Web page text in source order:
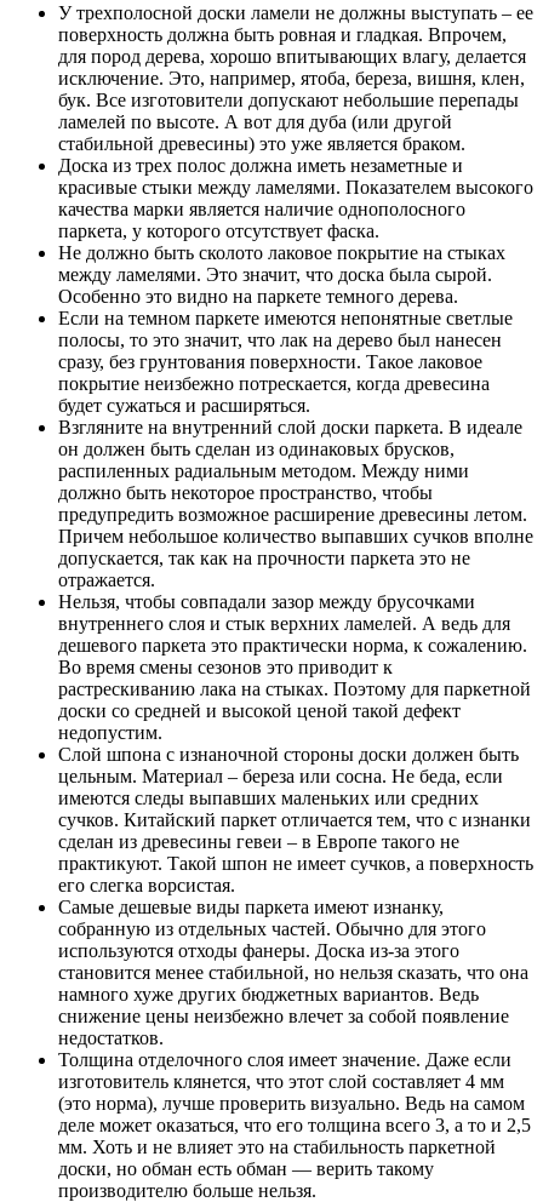
У трехполосной доски ламели не должны выступать – ее
поверхность должна быть ровная и гладкая. Впрочем,
для пород дерева, хорошо впитывающих влагу, делается
исключение. Это, например, ятоба, береза, вишня, клен,
бук. Все изготовители допускают небольшие перепады
ламелей по высоте. А вот для дуба (или другой
стабильной древесины) это уже является браком.
Доска из трех полос должна иметь незаметные и
красивые стыки между ламелями. Показателем высокого
качества марки является наличие однополосного
паркета, у которого отсутствует фаска.
Не должно быть сколото лаковое покрытие на стыках
между ламелями. Это значит, что доска была сырой.
Особенно это видно на паркете темного дерева.
Если на темном паркете имеются непонятные светлые
полосы, то это значит, что лак на дерево был нанесен
сразу, без грунтования поверхности. Такое лаковое
покрытие неизбежно потрескается, когда древесина
будет сужаться и расширяться.
Взгляните на внутренний слой доски паркета. В идеале
он должен быть сделан из одинаковых брусков,
распиленных радиальным методом. Между ними
должно быть некоторое пространство, чтобы
предупредить возможное расширение древесины летом.
Причем небольшое количество выпавших сучков вполне
допускается, так как на прочности паркета это не
отражается.
Нельзя, чтобы совпадали зазор между брусочками
внутреннего слоя и стык верхних ламелей. А ведь для
дешевого паркета это практически норма, к сожалению.
Во время смены сезонов это приводит к
растрескиванию лака на стыках. Поэтому для паркетной
доски со средней и высокой ценой такой дефект
недопустим.
Слой шпона с изнаночной стороны доски должен быть
цельным. Материал – береза или сосна. Не беда, если
имеются следы выпавших маленьких или средних
сучков. Китайский паркет отличается тем, что с изнанки
сделан из древесины гевеи – в Европе такого не
практикуют. Такой шпон не имеет сучков, а поверхность
его слегка ворсистая.
Самые дешевые виды паркета имеют изнанку,
собранную из отдельных частей. Обычно для этого
используются отходы фанеры. Доска из-за этого
становится менее стабильной, но нельзя сказать, что она
намного хуже других бюджетных вариантов. Ведь
снижение цены неизбежно влечет за собой появление
недостатков.
Толщина отделочного слоя имеет значение. Даже если
изготовитель клянется, что этот слой составляет 4 мм
(это норма), лучше проверить визуально. Ведь на самом
деле может оказаться, что его толщина всего 3, а то и 2,5
мм. Хоть и не влияет это на стабильность паркетной
доски, но обман есть обман — верить такому
производителю больше нельзя.